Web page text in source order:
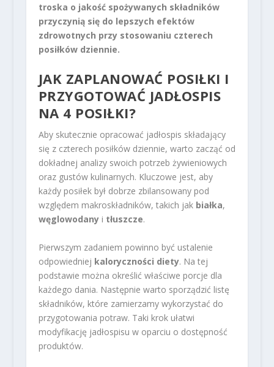
troska o jakość spożywanych składników
przyczynią się do lepszych efektów
zdrowotnych przy stosowaniu czterech
posiłków dziennie.
JAK ZAPLANOWAĆ POSIŁKI I
PRZYGOTOWAĆ JADŁOSPIS
NA 4 POSIŁKI?
Aby skutecznie opracować jadłospis składający
się z czterech posiłków dziennie, warto zacząć od
dokładnej analizy swoich potrzeb żywieniowych
oraz gustów kulinarnych. Kluczowe jest, aby
każdy posiłek był dobrze zbilansowany pod
względem makroskładników, takich jak białka,
węglowodanyi tłuszcze.
Pierwszym zadaniem powinno być ustalenie
odpowiedniej kaloryczności diety. Na tej
podstawie można określić właściwe porcje dla
każdego dania. Następnie warto sporządzić listę
składników, które zamierzamy wykorzystać do
przygotowania potraw. Taki krok ułatwi
modyfikację jadłospisu w oparciu o dostępność
produktów.